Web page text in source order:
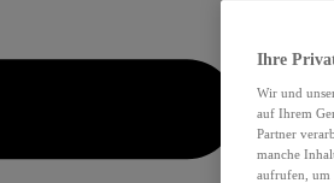
Ihre
Wir und
auf Ihrem
Partner
manche
aufrufen, um